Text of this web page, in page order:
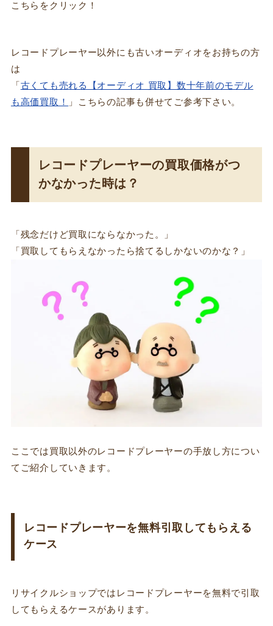
こちらをクリック！
レコードプレーヤー以外にも古いオーディオをお持ちの方
は
「 古くても売れる【オーディオ 買取】数十年前のモデル
も高価買取！
」こちらの記事も併せてご参考下さい。
レコードプレーヤーの買取価格がつ
かなかった時は？
「残念だけど買取にならなかった。」
「買取してもらえなかったら捨てるしかないのかな？」
ここでは買取以外のレコードプレーヤーの手放し方につい
てご紹介していきます。
レコードプレーヤーを無料引取してもらえる
ケース
リサイクルショップではレコードプレーヤーを無料で引取
してもらえるケースがあります。